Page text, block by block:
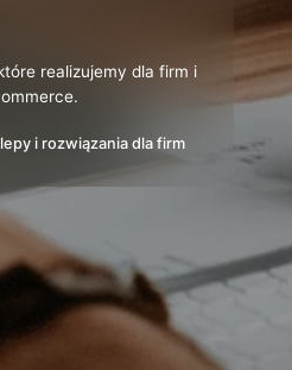
realizujemy dla firm i
i rozwiązania dla firm